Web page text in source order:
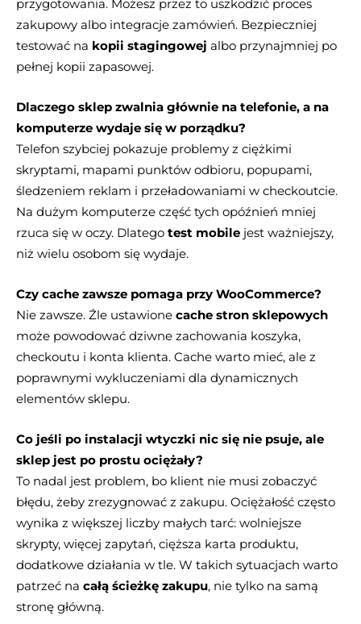
przygotowania. Możesz przez to uszkodzić proces
zakupowy albo integracje zamówień. Bezpieczniej
testować na kopii stagingowej albo przynajmniej po
pełnej kopii zapasowej.
Dlaczego sklep zwalnia głównie na telefonie, a na
komputerze wydaje się w porządku?
Telefon szybciej pokazuje problemy z ciężkimi
skryptami, mapami punktów odbioru, popupami,
śledzeniem reklam i przeładowaniami w checkoutcie.
Na dużym komputerze część tych opóźnień mniej
rzuca się w oczy. Dlatego test mobile jest ważniejszy,
niż wielu osobom się wydaje.
Czy cache zawsze pomaga przy WooCommerce?
Nie zawsze. Źle ustawione cache stron sklepowych
może powodować dziwne zachowania koszyka,
checkoutu i konta klienta. Cache warto mieć, ale z
poprawnymi wykluczeniami dla dynamicznych
elementów sklepu.
Co jeśli po instalacji wtyczki nic się nie psuje, ale
sklep jest po prostu ociężały?
To nadal jest problem, bo klient nie musi zobaczyć
błędu, żeby zrezygnować z zakupu. Ociężałość często
wynika z większej liczby małych tarć: wolniejsze
skrypty, więcej zapytań, cięższa karta produktu,
dodatkowe działania w tle. W takich sytuacjach warto
patrzeć na całą ścieżkę zakupu, nie tylko na samą
stronę główną.